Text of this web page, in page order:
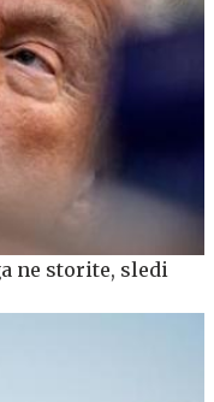
ne storite, sledi